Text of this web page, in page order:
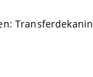
Transferdekanin